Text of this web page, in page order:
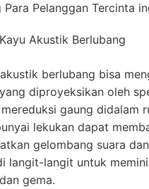
Para Pelanggan Tercinta
Akustik Berlubang
berlubang bisa
diproyeksikan oleh
gaung didalam
lekukan dapat
gelombang suara
langit-langit untuk
gema.